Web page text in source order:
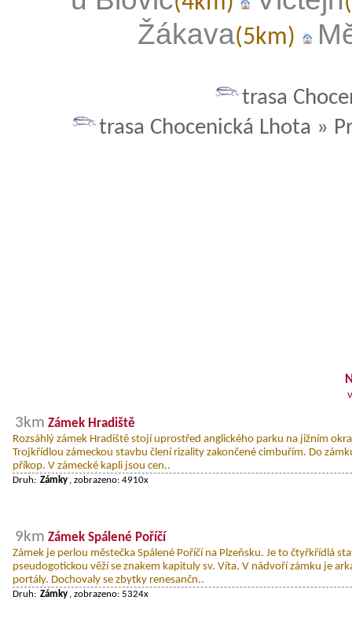
Žákava(5km)
trasa
trasa Chocenická Lhota »
3km Zámek Hradiště
Rozsáhlý zámek Hradiště stojí uprostřed anglického parku na jižním
Trojkřídlou zámeckou stavbu člení rizality zakončené cimbuřím. Do
příkop. V zámecké kapli jsou cen..
Druh: Zámky , zobrazeno: 4910x
9km Zámek Spálené Poříčí
Zámek je perlou městečka Spálené Poříčí na Plzeňsku. Je to čtyřkřídlá
pseudogotickou věží se znakem kapituly sv. Víta. V nádvoří zámku je
portály. Dochovaly se zbytky renesančn..
Druh: Zámky , zobrazeno: 5324x